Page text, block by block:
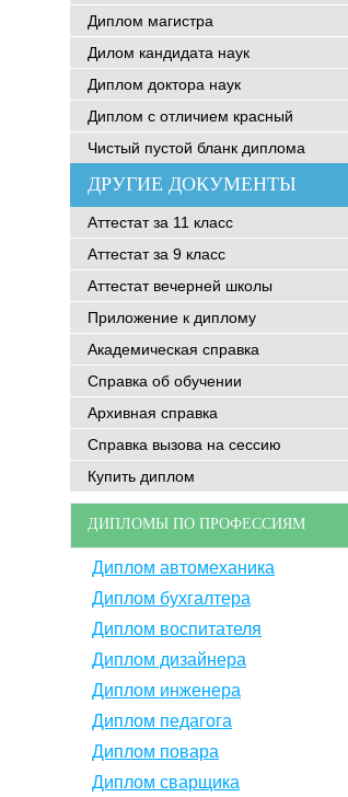
Диплом магистра
Дилом кандидата наук
Диплом доктора наук
Диплом с отличием красный
Чистый пустой бланк диплома
ДРУГИЕ ДОКУМЕНТЫ
Аттестат за 11 класс
Аттестат за 9 класс
Аттестат вечерней школы
Приложение к диплому
Академическая справка
Справка об обучении
Архивная справка
Справка вызова на сессию
Купить диплом
ДИПЛОМЫ ПО ПРОФЕССИЯМ
Диплом автомеханика
Диплом бухгалтера
Диплом воспитателя
Диплом дизайнера
Диплом инженера
Диплом педагога
Диплом повара
Диплом сварщика